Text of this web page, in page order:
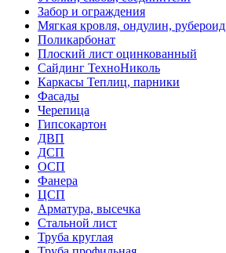
Забор и ограждения
Мягкая кровля, ондулин, рубероид
Поликарбонат
Плоский лист оцинкованный
Сайдинг ТехноНиколь
Каркасы Теплиц, парники
Фасады
Черепица
Гипсокартон
ДВП
ДСП
ОСП
Фанера
ЦСП
Арматура, высечка
Стальной лист
Труба круглая